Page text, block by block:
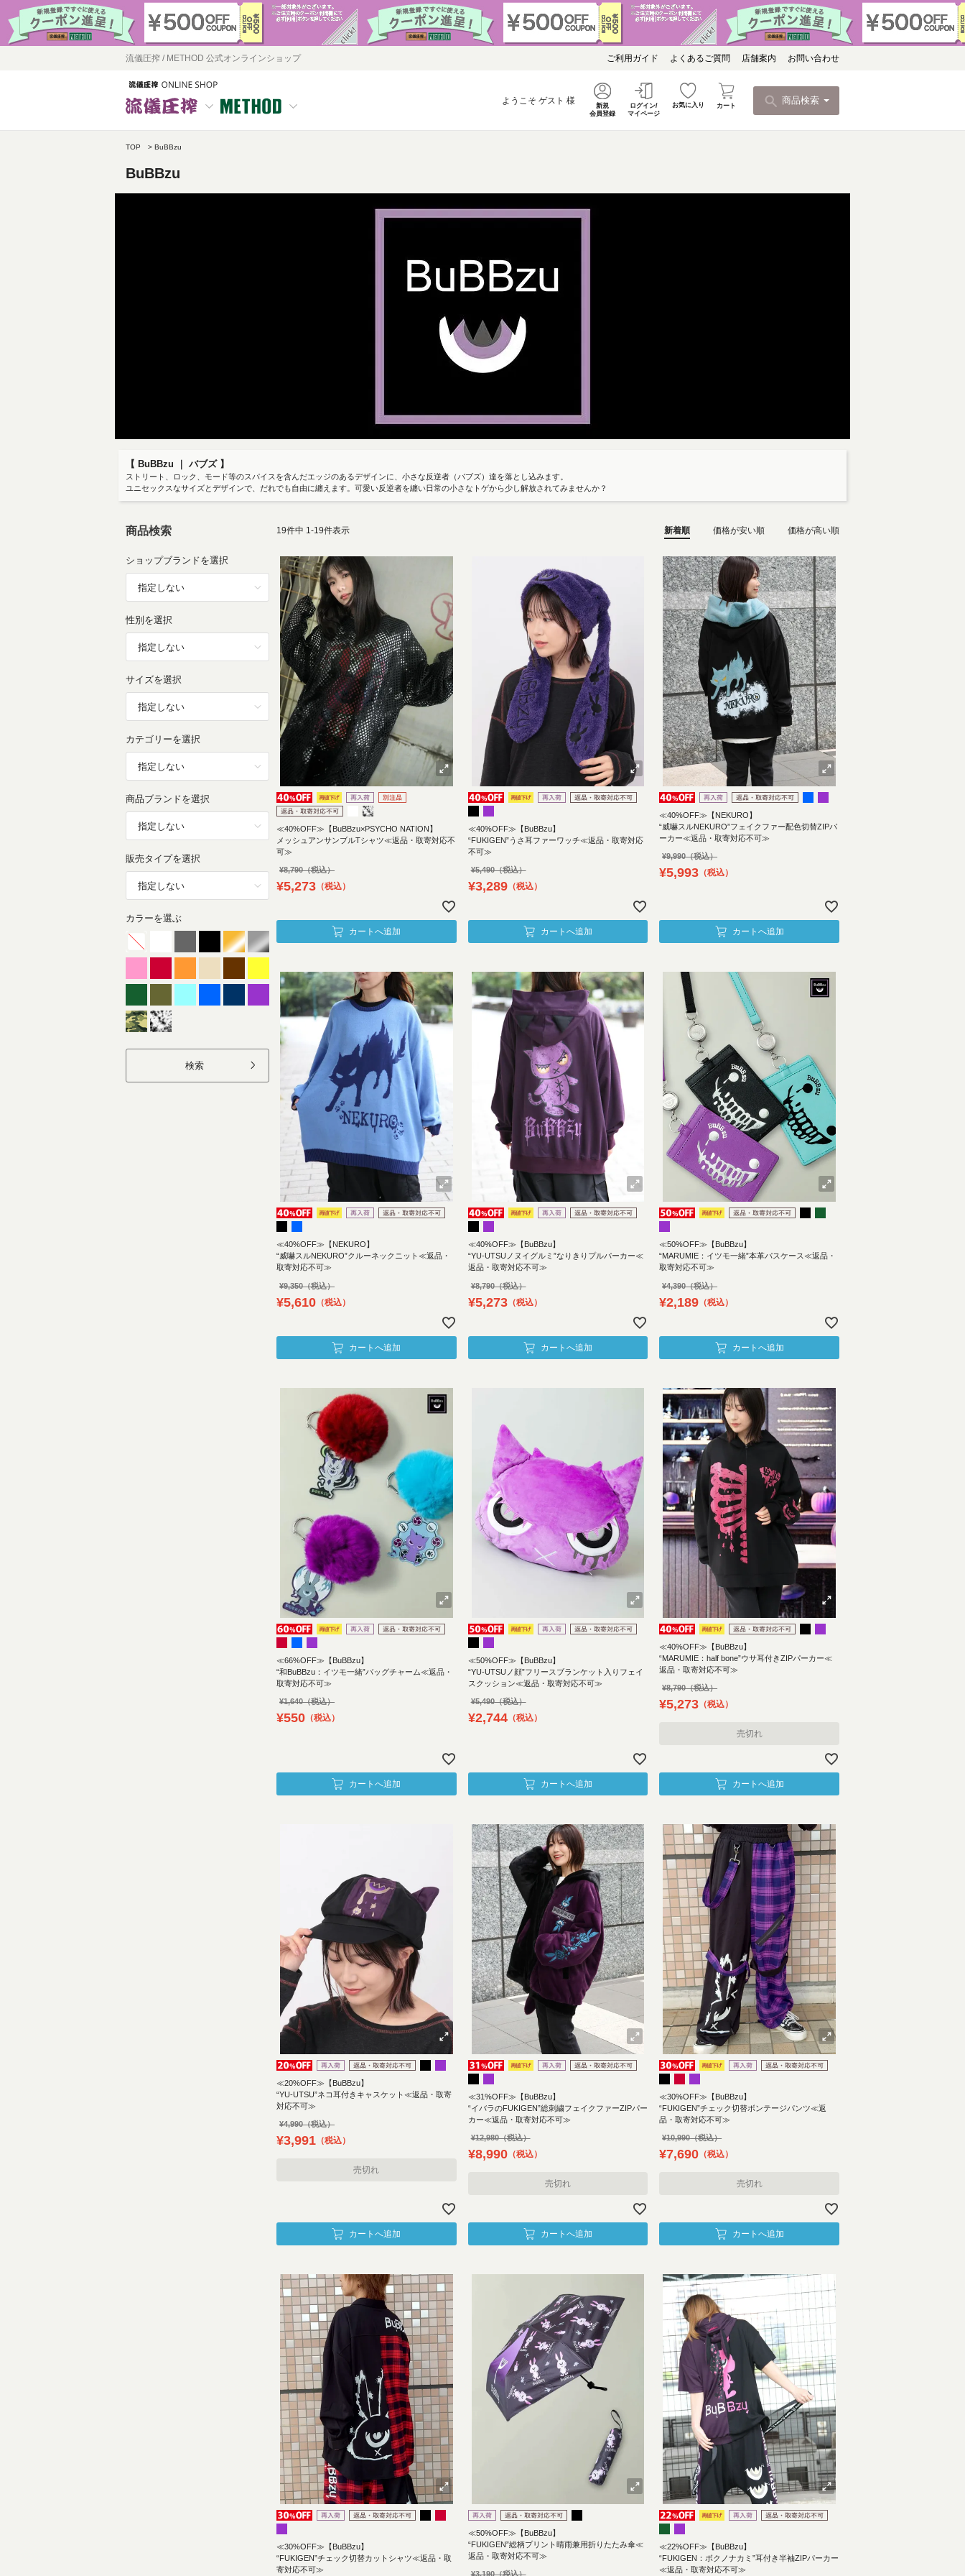
流儀圧搾 / METHOD 公式オンラインショップ ご利用ガイド よくあるご質問 店舗案内 お問い合わせ
ようこそ ゲスト 様
新規
会員登録
ログイン/
マイページ
お気に入り カート 商品検索
TOP BuBBzu
BuBBzu
【 BuBBzu ｜ バブズ 】
ストリート、ロック、モード等のスパイスを含んだエッジのあるデザインに、小さな反逆者（バブズ）達を落とし込みます。
ユニセックスなサイズとデザインで、だれでも自由に纏えます。可愛い反逆者を纏い日常の小さなトゲから少し解放されてみませんか？
商品検索
ショップブランドを選択
性別を選択
サイズを選択
カテゴリーを選択
商品ブランドを選択
販売タイプを選択
カラーを選ぶ
検索
価格が安い順 価格が高い順
新着順
19件中 1-19件表示
≪40%OFF≫【BuBBzu×PSYCHO NATION】
メッシュアンサンブルTシャツ≪返品・取寄対応不
可≫
¥8,790
¥5,273 税込
カートへ追加
≪40%OFF≫【BuBBzu】
“FUKIGEN”うさ耳ファーワッチ≪返品・取寄対応
不可≫
¥5,490
¥3,289 税込
カートへ追加
≪40%OFF≫【NEKURO】
“威嚇スルNEKURO”フェイクファー配色切替ZIPパ
ーカー≪返品・取寄対応不可≫
¥9,990
¥5,993 税込
カートへ追加
≪40%OFF≫【NEKURO】
“威嚇スルNEKURO”クルーネックニット≪返品・
取寄対応不可≫
¥9,350
¥5,610 税込
カートへ追加
≪40%OFF≫【BuBBzu】
“YU-UTSUノヌイグルミ”なりきりプルパーカー≪
返品・取寄対応不可≫
¥8,790
¥5,273 税込
カートへ追加
≪50%OFF≫【BuBBzu】
“MARUMIE：イツモ一緒”本革パスケース≪返品・
取寄対応不可≫
¥4,390
¥2,189 税込
カートへ追加
≪66%OFF≫【BuBBzu】
“和BuBBzu：イツモ一緒”バッグチャーム≪返品・
取寄対応不可≫
¥1,640
¥550 税込
カートへ追加
≪50%OFF≫【BuBBzu】
“YU-UTSUノ顔”フリースブランケット入りフェイ
スクッション≪返品・取寄対応不可≫
¥5,490
¥2,744 税込
カートへ追加
≪40%OFF≫【BuBBzu】
“MARUMIE：half bone”ウサ耳付きZIPパーカー≪
返品・取寄対応不可≫
¥8,790
¥5,273 税込
売切れ
カートへ追加
≪20%OFF≫【BuBBzu】
“YU-UTSU”ネコ耳付きキャスケット≪返品・取寄
対応不可≫
¥4,990
¥3,991 税込
売切れ
カートへ追加
≪31%OFF≫【BuBBzu】
“イバラのFUKIGEN”総刺繍フェイクファーZIPパー
カー≪返品・取寄対応不可≫
¥12,980
¥8,990 税込
売切れ
カートへ追加
≪30%OFF≫【BuBBzu】
“FUKIGEN”チェック切替ボンテージパンツ≪返
品・取寄対応不可≫
¥10,990
¥7,690 税込
売切れ
カートへ追加
≪30%OFF≫【BuBBzu】
“FUKIGEN”チェック切替カットシャツ≪返品・取
寄対応不可≫
≪50%OFF≫【BuBBzu】
“FUKIGEN”総柄プリント晴雨兼用折りたたみ傘≪
返品・取寄対応不可≫
¥3,190
≪22%OFF≫【BuBBzu】
“FUKIGEN：ボクノナカミ”耳付き半袖ZIPパーカー
≪返品・取寄対応不可≫